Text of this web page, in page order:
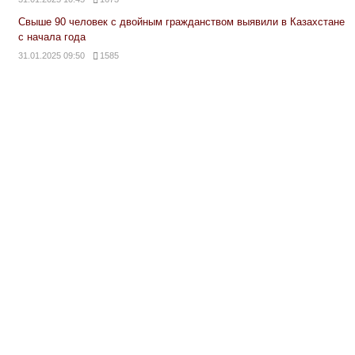
Свыше 90 человек с двойным гражданством выявили в Казахстане
с начала года
31.01.2025 09:50 1585